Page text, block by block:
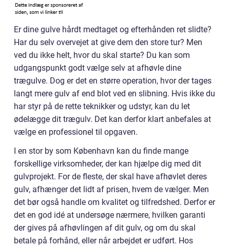
Er dine gulve hårdt medtaget og efterhånden ret slidte?
Har du selv overvejet at give dem den store tur? Men
ved du ikke helt, hvor du skal starte? Du kan som
udgangspunkt godt vælge selv at afhøvle dine
trægulve. Dog er det en større operation, hvor der tages
langt mere gulv af end blot ved en slibning. Hvis ikke du
har styr på de rette teknikker og udstyr, kan du let
ødelægge dit trægulv. Det kan derfor klart anbefales at
vælge en professionel til opgaven.
I en stor by som København kan du finde mange
forskellige virksomheder, der kan hjælpe dig med dit
gulvprojekt. For de fleste, der skal have afhøvlet deres
gulv, afhænger det lidt af prisen, hvem de vælger. Men
det bør også handle om kvalitet og tilfredshed. Derfor er
det en god idé at undersøge nærmere, hvilken garanti
der gives på afhøvlingen af dit gulv, og om du skal
betale på forhånd, eller når arbejdet er udført. Hos